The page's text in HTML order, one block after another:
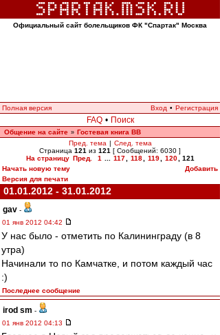
Официальный сайт болельщиков ФК "Спартак" Москва
Полная версия Вход • Регистрация
FAQ • Поиск
Общение на сайте » Гостевая книга ВВ
Пред. тема | След. тема
Страница 121 из 121 [ Сообщений: 6030 ]
На страницу Пред. 1 117 118 119 120
121
Начать новую тему
Добавить
Версия для печати
01.01.2012 - 31.01.2012
gav -
01 янв 2012 04:42
У нас было - отметить по Калининграду (в 8
утра)
Начинали то по Камчатке, и потом каждый час
:)
Последнее сообщение
irod sm -
01 янв 2012 04:13